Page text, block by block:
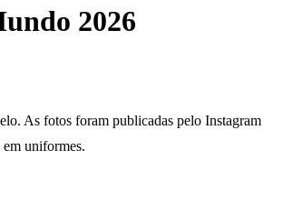
2026
As fotos foram publicadas pelo Instagram
uniformes.